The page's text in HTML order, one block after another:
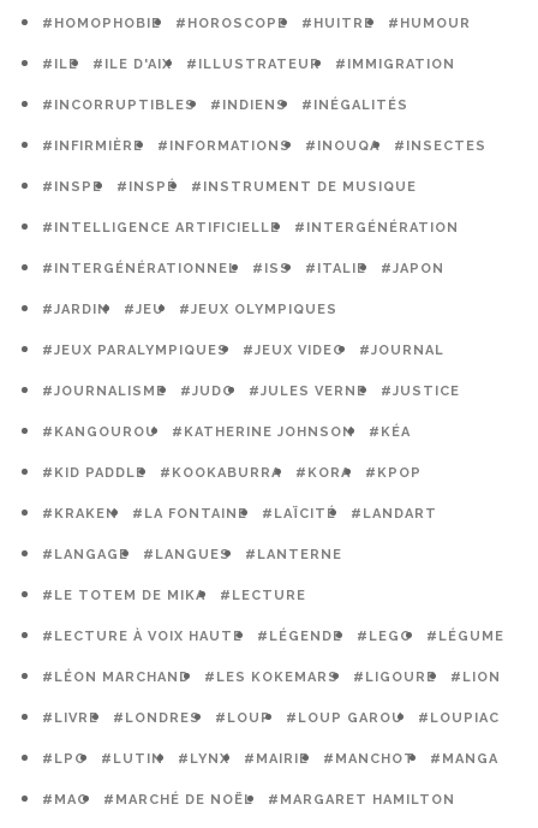
#HOMOPHOBIE #HOROSCOPE #HUITRE #HUMOUR
#ILE #ILE D'AIX #ILLUSTRATEUR #IMMIGRATION
#INCORRUPTIBLES #INDIENS #INÉGALITÉS
#INFIRMIÈRE #INFORMATIONS #INOUQA #INSECTES
#INSPE #INSPÉ #INSTRUMENT DE MUSIQUE
#INTELLIGENCE ARTIFICIELLE #INTERGÉNÉRATION
#INTERGÉNÉRATIONNEL #ISS #ITALIE #JAPON
#JARDIN #JEU #JEUX OLYMPIQUES
#JEUX PARALYMPIQUES #JEUX VIDEO #JOURNAL
#JOURNALISME #JUDO #JULES VERNE #JUSTICE
#KANGOUROU #KATHERINE JOHNSON #KÉA
#KID PADDLE #KOOKABURRA #KORA #KPOP
#KRAKEN #LA FONTAINE #LAÏCITÉ #LANDART
#LANGAGE #LANGUES #LANTERNE
#LE TOTEM DE MIKA #LECTURE
#LECTURE À VOIX HAUTE #LÉGENDE #LEGO #LÉGUME
#LÉON MARCHAND #LES KOKEMARS #LIGOURE #LION
#LIVRE #LONDRES #LOUP #LOUP GAROU #LOUPIAC
#LPO #LUTIN #LYNX #MAIRIE #MANCHOT #MANGA
#MAO #MARCHÉ DE NOËL #MARGARET HAMILTON